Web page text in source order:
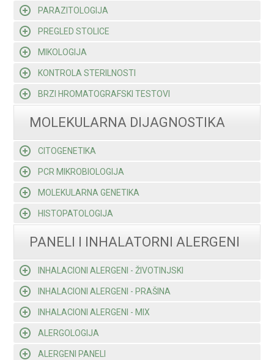
PARAZITOLOGIJA
PREGLED STOLICE
MIKOLOGIJA
KONTROLA STERILNOSTI
BRZI HROMATOGRAFSKI TESTOVI
MOLEKULARNA DIJAGNOSTIKA
CITOGENETIKA
PCR MIKROBIOLOGIJA
MOLEKULARNA GENETIKA
HISTOPATOLOGIJA
PANELI I INHALATORNI ALERGENI
INHALACIONI ALERGENI - ŽIVOTINJSKI
INHALACIONI ALERGENI - PRAŠINA
INHALACIONI ALERGENI - MIX
ALERGOLOGIJA
ALERGENI PANELI